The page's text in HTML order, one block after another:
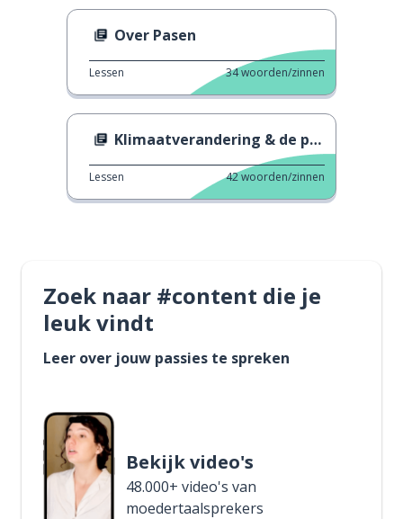
Over Pasen
Lessen 34woorden/zinnen
Klimaatverandering & de pandemie
Lessen 42woorden/zinnen
Zoek naar #content die je
leuk vindt
Leer over jouw passies te spreken
Bekijk video's
48.000+ video's van
moedertaalsprekers